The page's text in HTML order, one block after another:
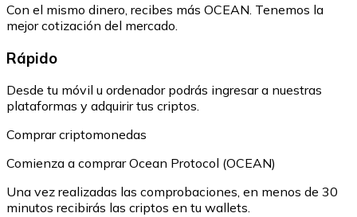
Con el mismo dinero, recibes más OCEAN. Tenemos la
mejor cotización del mercado.
Rápido
Desde tu móvil u ordenador podrás ingresar a nuestras
plataformas y adquirir tus criptos.
Comprar criptomonedas
Comienza a comprar Ocean Protocol (OCEAN)
Una vez realizadas las comprobaciones, en menos de 30
minutos recibirás las criptos en tu wallets.